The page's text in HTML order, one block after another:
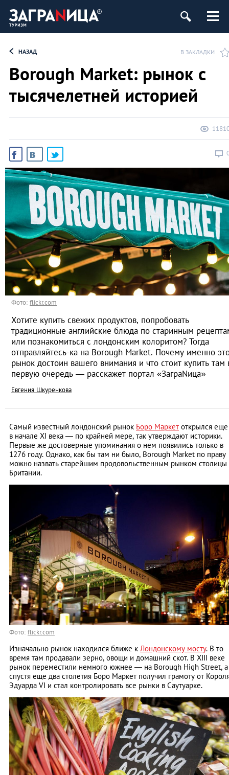
НАЗАД В ЗАКЛАДКИ
Borough Market: рынок с
тысячелетней историей
Фото: flickr.com
Хотите купить свежих продуктов, попробовать
традиционные английские блюда по старинным
или познакомиться с лондонским колоритом? Тогда
отправляйтесь-ка на Borough Market. Почему именно
рынок достоин вашего внимания и что стоит купить там
первую очередь — расскажет портал «ЗаграNица»
Евгения Шкуренкова
Самый известный лондонский рынок Боро Маркет открылся еще
в начале XI века — по крайней мере, так утверждают историки.
Первые же достоверные упоминания о нем появились только в
1276 году. Однако, как бы там ни было, Borough Market по праву
можно назвать старейшим продовольственным рынком столицы
Британии.
Фото: flickr.com
Изначально рынок находился ближе к Лондонскому мосту. В то
время там продавали зерно, овощи и домашний скот. В XIII веке
рынок переместили немного южнее — на Borough High Street, а
спустя еще два столетия Боро Маркет получил грамоту от
Эдуарда VI и стал контролировать все рынки в Саутуарке.